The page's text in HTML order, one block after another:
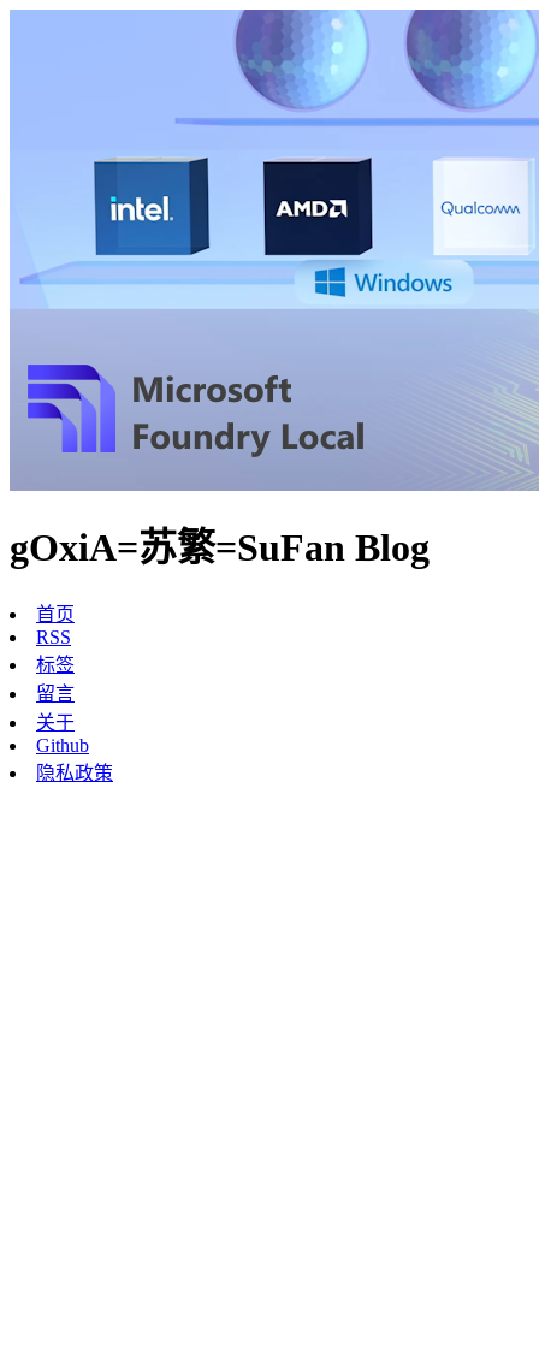
gOxiA=苏繁=SuFan Blog
首页
RSS
标签
留言
关于
Github
隐私政策